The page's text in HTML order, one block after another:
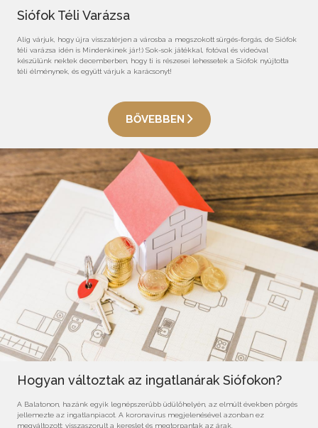
Siófok Téli Varázsa
Alig várjuk, hogy újra visszatérjen a városba a megszokott sürgés-forgás, de Siófok
téli varázsa idén is Mindenkinek jár!:) Sok-sok játékkal, fotóval és videóval
készülünk nektek decemberben, hogy ti is részesei lehessetek a Siófok nyújtotta
téli élménynek, és együtt várjuk a karácsonyt!
BŐVEBBEN
Hogyan változtak az ingatlanárak Siófokon?
A Balatonon, hazánk egyik legnépszerűbb üdülőhelyén, az elmúlt években pörgés
jellemezte az ingatlanpiacot. A koronavírus megjelenésével azonban ez
megváltozott: visszaszorult a kereslet és megtorpantak az árak.